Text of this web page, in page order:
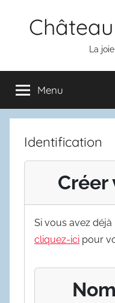
La
Menu
Identification
Si vous avez
cliquez-ici pour